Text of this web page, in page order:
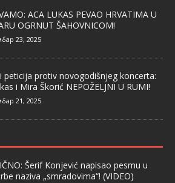
ACA LUKAS PEVAO HRVATIMA U
OGRNUT ŠAHOVNICOM!
23, 2025
peticija protiv novogodišnjeg koncerta:
i Mira Škorić NEPOŽELJNI U RUMI!
21, 2025
Šerif Konjević napisao pesmu u
naziva „smradovima“! (VIDEO)